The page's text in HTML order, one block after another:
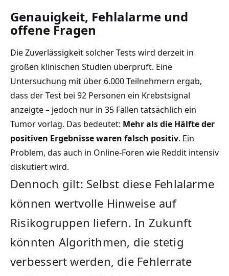
Genauigkeit, Fehlalarme und
offene Fragen
Die Zuverlässigkeit solcher Tests wird derzeit in
großen klinischen Studien überprüft. Eine
Untersuchung mit über 6.000 Teilnehmern ergab,
dass der Test bei 92 Personen ein Krebstsignal
anzeigte – jedoch nur in 35 Fällen tatsächlich ein
Tumor vorlag. Das bedeutet: Mehr als die Hälfte der
positiven Ergebnisse waren falsch positiv. Ein
Problem, das auch in Online-Foren wie Reddit intensiv
diskutiert wird.
Dennoch gilt: Selbst diese Fehlalarme
können wertvolle Hinweise auf
Risikogruppen liefern. In Zukunft
könnten Algorithmen, die stetig
verbessert werden, die Fehlerrate